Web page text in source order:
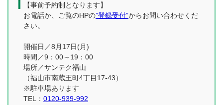
【事前予約制となります】
お電話か、ご覧のHPの”登録受付”からお問い合わせくだ
さい。
開催日／8月17日(月)
時間／9：00～19：00
場所／サンテク福山
（福山市南蔵王町4丁目17-43）
※駐車場あります
TEL： 0120-939-992